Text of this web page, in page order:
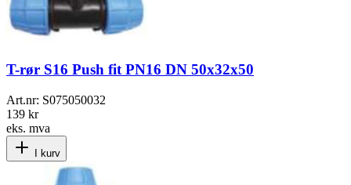
T-rør S16 Push fit PN16 DN 50x32x50
Art.nr: S075050032
139 kr
eks. mva
I kurv